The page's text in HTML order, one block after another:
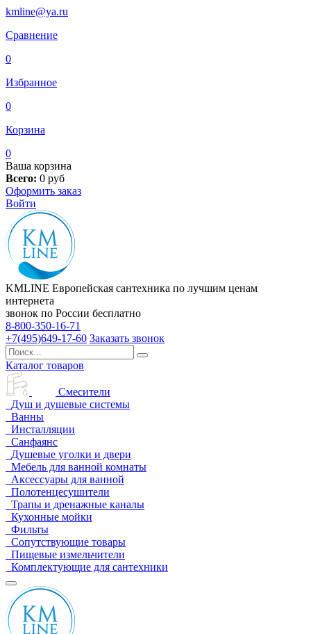
kmline@ya.ru
Сравнение
0
Избранное
0
Корзина
0
Ваша корзина
Всего: 0 руб
Оформить заказ
Войти
KMLINE Европейская сантехника по лучшим ценам
интернета
звонок по России бесплатно
8-800-350-16-71
+7(495)649-17-60 Заказать звонок
Каталог товаров
Смесители
Душ и душевые системы
Ванны
Инсталляции
Санфаянс
Душевые уголки и двери
Мебель для ванной комнаты
Аксессуары для ванной
Полотенцесушители
Трапы и дренажные каналы
Кухонные мойки
Фильты
Сопутствующие товары
Пищевые измельчители
Комплектующие для сантехники